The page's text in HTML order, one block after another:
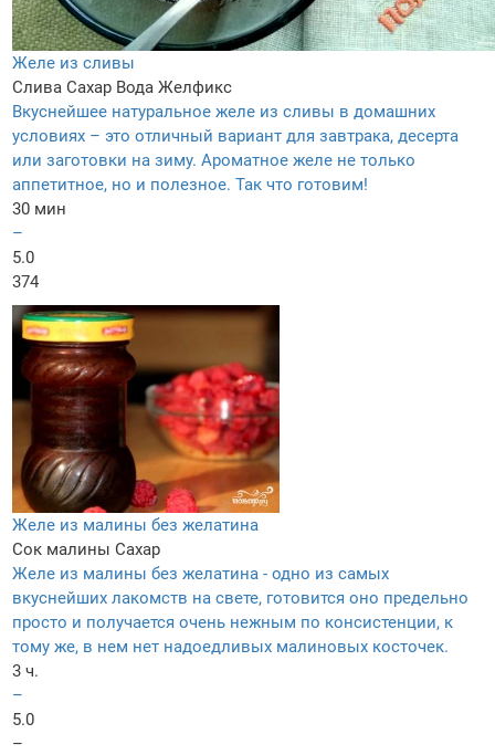
Желе из сливы
Слива Сахар Вода Желфикс
Вкуснейшее натуральное желе из сливы в домашних
условиях – это отличный вариант для завтрака, десерта
или заготовки на зиму. Ароматное желе не только
аппетитное, но и полезное. Так что готовим!
30 мин
–
5.0
374
Желе из малины без желатина
Сок малины Сахар
Желе из малины без желатина - одно из самых
вкуснейших лакомств на свете, готовится оно предельно
просто и получается очень нежным по консистенции, к
тому же, в нем нет надоедливых малиновых косточек.
3 ч.
–
5.0
–